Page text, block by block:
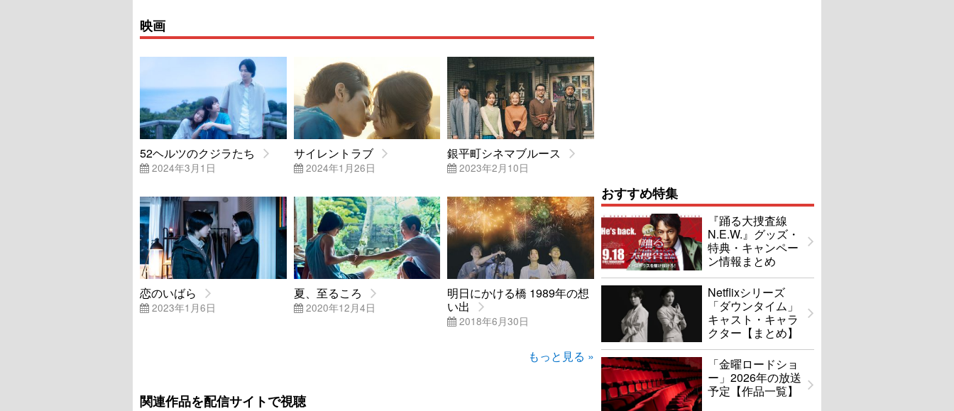
映画
52ヘルツのクジラたち
2024年3月1日
サイレントラブ
2024年1月26日
銀平町シネマブルース
2023年2月10日
恋のいばら
2023年1月6日
夏、至るころ
2020年12月4日
明日にかける橋 1989年の想
い出
2018年6月30日
もっと見る »
関連作品を配信サイトで視聴
おすすめ特集
『踊る大捜査線
N.E.W.』グッズ・
特典・キャンペー
ン情報まとめ
Netflixシリーズ
「ダウンタイム」
キャスト・キャラ
クター【まとめ】
「金曜ロードショ
ー」2026年の放送
予定【作品一覧】